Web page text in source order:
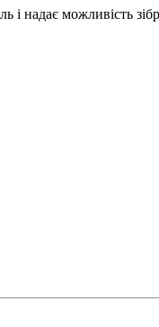
і надає можливість